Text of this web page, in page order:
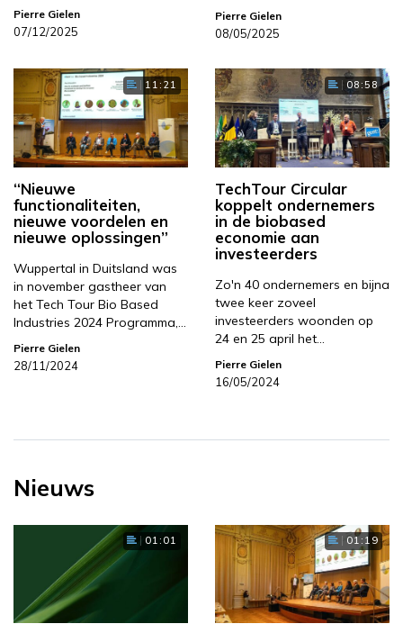
Pierre Gielen
07/12/2025
Pierre Gielen
08/05/2025
11:21
“Nieuwe
functionaliteiten,
nieuwe voordelen en
nieuwe oplossingen”
Wuppertal in Duitsland was
in november gastheer van
het Tech Tour Bio Based
Industries 2024 Programma,…
Pierre Gielen
28/11/2024
08:58
TechTour Circular
koppelt ondernemers
in de biobased
economie aan
investeerders
Zo'n 40 ondernemers en bijna
twee keer zoveel
investeerders woonden op
24 en 25 april het…
Pierre Gielen
16/05/2024
Nieuws
01:01 01:19